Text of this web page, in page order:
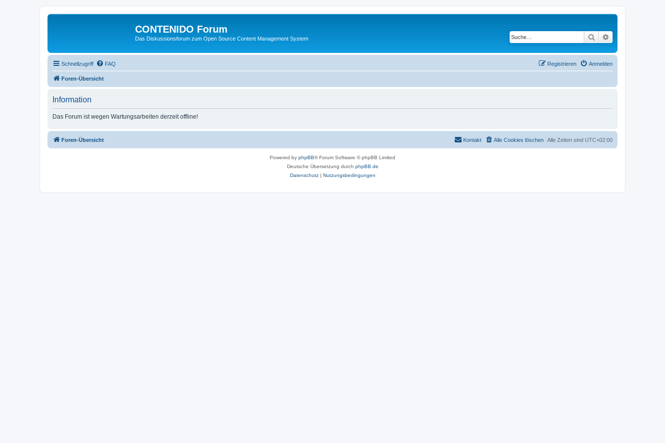
CONTENIDO Forum
Das Diskussionsforum zum Open Source Content Management System Suche
Schnellzugriff FAQ Anmelden
Registrieren
Foren-Übersicht
Information
Das Forum ist wegen Wartungsarbeiten derzeit offline!
Foren-Übersicht Alle Zeiten sind UTC+02:00
Alle Cookies löschen
Kontakt
Powered by phpBB® Forum Software © phpBB Limited
Deutsche Übersetzung durch phpBB.de
Datenschutz| Nutzungsbedingungen